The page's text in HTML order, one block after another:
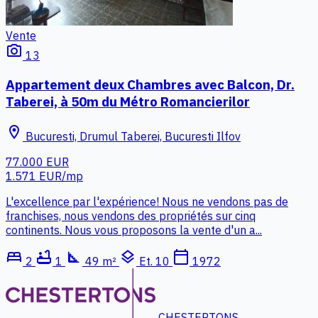
Vente
photo_camera 13
Appartement deux Chambres avec Balcon, Dr.
Taberei, à 50m du Métro Romancierilor
location_on Bucuresti, Drumul Taberei, Bucuresti Ilfov
77.000 EUR
1.571 EUR/mp
L'excellence par l'expérience! Nous ne vendons pas de
franchises, nous vendons des propriétés sur cinq
continents. Nous vous proposons la vente d'un a...
bed 2 bathtub 1 square_foot 49 m² layers Et. 10 calendar_today 1972